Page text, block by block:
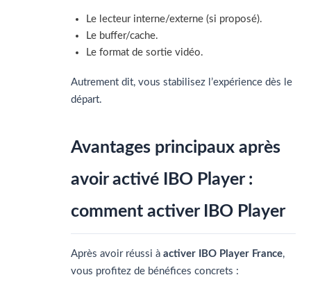
Le lecteur interne/externe (si proposé).
Le buffer/cache.
Le format de sortie vidéo.
Autrement dit, vous stabilisez l’expérience dès le
départ.
Avantages principaux après
avoir activé IBO Player :
comment activer IBO Player
Après avoir réussi àactiver IBO Player France,
vous profitez de bénéfices concrets :